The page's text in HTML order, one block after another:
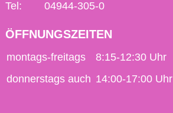
Tel: 04944-305-0
ÖFFNUNGSZEITEN
montags-freitags
8:15-12:30 Uhr
donnerstags auch 14:00-17:00 Uhr